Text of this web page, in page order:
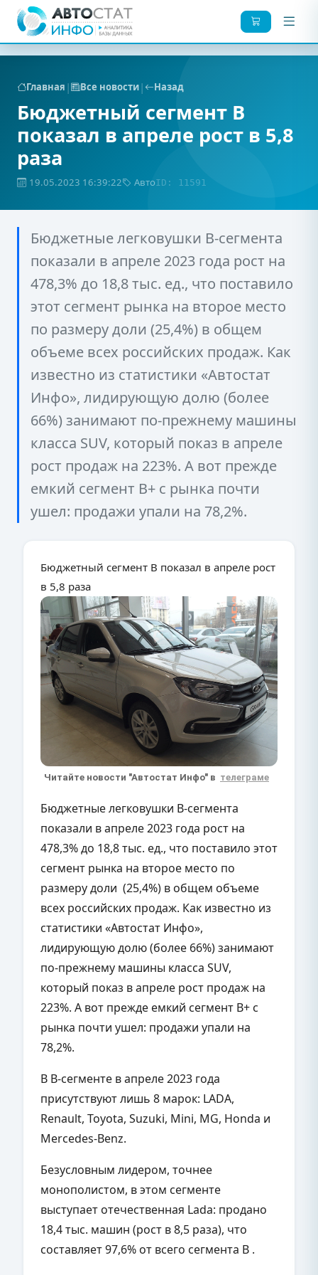
Главная | Все новости| Назад
Бюджетный сегмент В
показал в апреле рост в 5,8
раза
19.05.2023 16:39:22 АвтоID: 11591
Бюджетные легковушки В-сегмента
показали в апреле 2023 года рост на
478,3% до 18,8 тыс. ед., что поставило
этот сегмент рынка на второе место
по размеру доли (25,4%) в общем
объеме всех российских продаж. Как
известно из статистики «Автостат
Инфо», лидирующую долю (более
66%) занимают по-прежнему машины
класса SUV, который показ в апреле
рост продаж на 223%. А вот прежде
емкий сегмент B+ с рынка почти
ушел: продажи упали на 78,2%.
Бюджетный сегмент В показал в апреле рост
в 5,8 раза
Читайте новости "Автостат Инфо" в телеграме
Бюджетные легковушки В-сегмента
показали в апреле 2023 года рост на
478,3% до 18,8 тыс. ед., что поставило этот
сегмент рынка на второе место по
размеру доли (25,4%) в общем объеме
всех российских продаж. Как известно из
статистики «Автостат Инфо»,
лидирующую долю (более 66%) занимают
по-прежнему машины класса SUV,
который показ в апреле рост продаж на
223%. А вот прежде емкий сегмент B+ с
рынка почти ушел: продажи упали на
78,2%.
В В-сегменте в апреле 2023 года
присутствуют лишь 8 марок: LADA,
Renault, Toyota, Suzuki, Mini, MG, Honda и
Mercedes-Benz.
Безусловным лидером, точнее
монополистом, в этом сегменте
выступает отечественная Lada: продано
18,4 тыс. машин (рост в 8,5 раза), что
составляет 97,6% от всего сегмента B .